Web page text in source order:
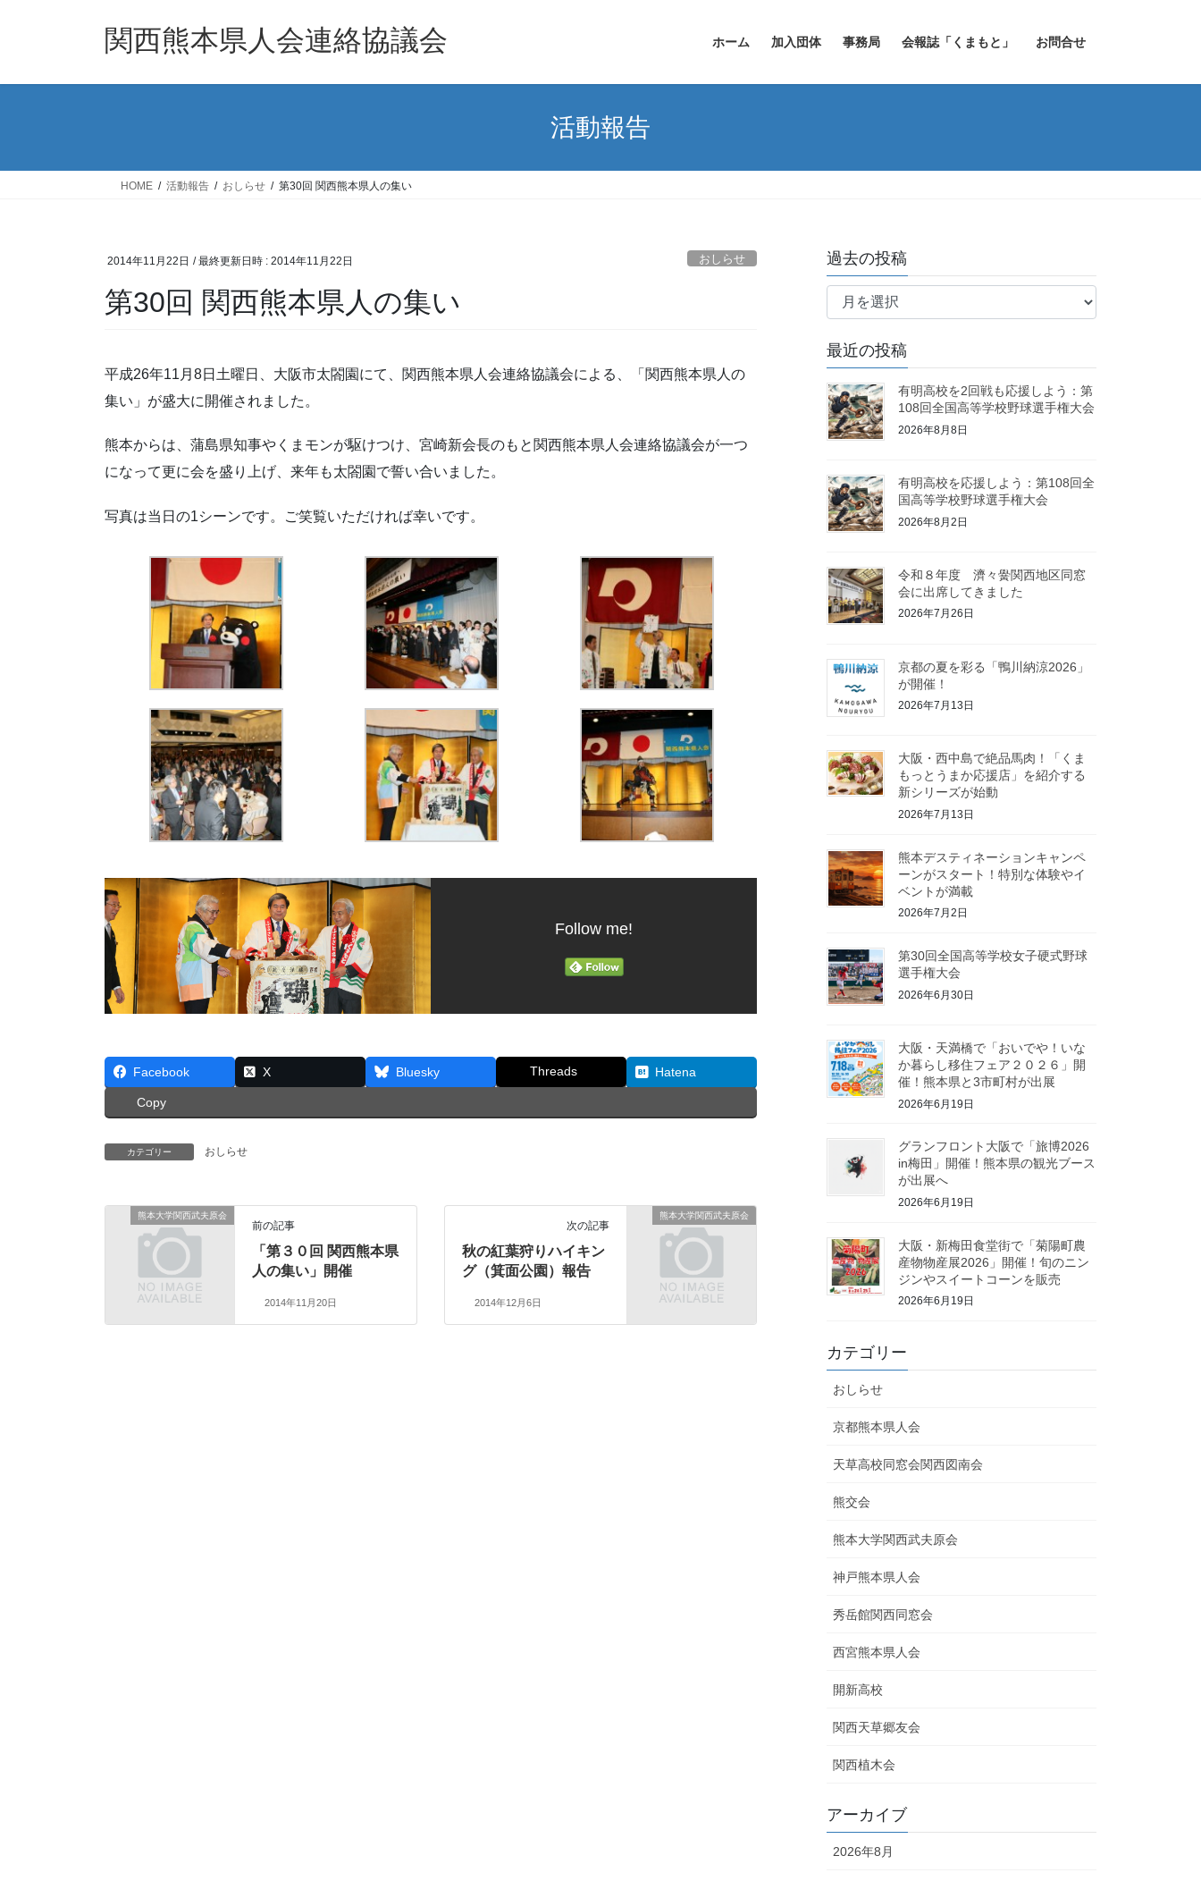
関西熊本県人会連絡協議会 ホーム 加入団体 事務局 会報誌「くまもと」 お問合せ
活動報告
HOME 活動報告 おしらせ 第30回 関西熊本県人の集い
2014年11月22日 / 最終更新日時 : 2014年11月22日 おしらせ
第30回 関西熊本県人の集い
平成26年11月8日土曜日、大阪市太閤園にて、関西熊本県人会連絡協議会による、「関西熊本県人の
集い」が盛大に開催されました。
熊本からは、蒲島県知事やくまモンが駆けつけ、宮崎新会長のもと関西熊本県人会連絡協議会が一つ
になって更に会を盛り上げ、来年も太閤園で誓い合いました。
写真は当日の1シーンです。ご笑覧いただければ幸いです。
Follow me!
Facebook X Bluesky Threads Hatena
Copy
カテゴリー おしらせ
熊本大学関西武夫原会
前の記事
「第３０回 関西熊本県
人の集い」開催
2014年11月20日
熊本大学関西武夫原会
次の記事
秋の紅葉狩りハイキン
グ（箕面公園）報告
2014年12月6日
過去の投稿
過
投
稿
最近の投稿
有明高校を2回戦も応援しよう：第
108回全国高等学校野球選手権大会
2026年8月8日
有明高校を応援しよう：第108回全
国高等学校野球選手権大会
2026年8月2日
令和８年度 濟々黌関西地区同窓
会に出席してきました
2026年7月26日
京都の夏を彩る「鴨川納涼2026」
が開催！
2026年7月13日
大阪・西中島で絶品馬肉！「くま
もっとうまか応援店」を紹介する
新シリーズが始動
2026年7月13日
熊本デスティネーションキャンペ
ーンがスタート！特別な体験やイ
ベントが満載
2026年7月2日
第30回全国高等学校女子硬式野球
選手権大会
2026年6月30日
大阪・天満橋で「おいでや！いな
か暮らし移住フェア２０２６」開
催！熊本県と3市町村が出展
2026年6月19日
グランフロント大阪で「旅博2026
in梅田」開催！熊本県の観光ブース
が出展へ
2026年6月19日
大阪・新梅田食堂街で「菊陽町農
産物物産展2026」開催！旬のニン
ジンやスイートコーンを販売
2026年6月19日
カテゴリー
おしらせ
京都熊本県人会
天草高校同窓会関西図南会
熊交会
熊本大学関西武夫原会
神戸熊本県人会
秀岳館関西同窓会
西宮熊本県人会
開新高校
関西天草郷友会
関西植木会
アーカイブ
2026年8月